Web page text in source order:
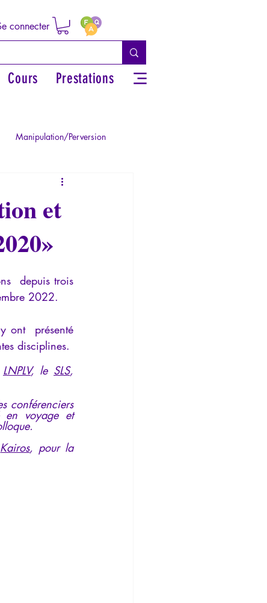
connecter
Cours Prestations
Manipulation/Perversion
Traumatisme
Temporalité
et
depuis trois
2022.
ont  présenté
disciplines.
LNPLV, le SLS
conférenciers
en voyage et
Kairos, pour la